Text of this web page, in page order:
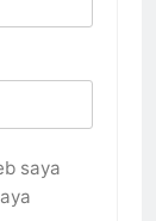
saya